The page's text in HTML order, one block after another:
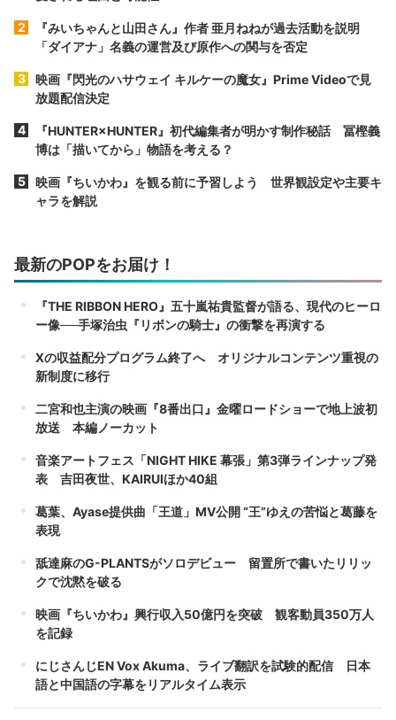
『みいちゃんと山田さん』作者 亜月ねねが過去活動を説明
「ダイアナ」名義の運営及び原作への関与を否定
映画『閃光のハサウェイ キルケーの魔女』Prime Videoで見
放題配信決定
『HUNTER×HUNTER』初代編集者が明かす制作秘話 冨樫義
博は「描いてから」物語を考える？
映画『ちいかわ』を観る前に予習しよう 世界観設定や主要キ
ャラを解説
最新のPOPをお届け！
『THE RIBBON HERO』五十嵐祐貴監督が語る、現代のヒーロ
ー像──手塚治虫『リボンの騎士』の衝撃を再演する
Xの収益配分プログラム終了へ オリジナルコンテンツ重視の
新制度に移行
二宮和也主演の映画『8番出口』金曜ロードショーで地上波初
放送 本編ノーカット
音楽アートフェス「NIGHT HIKE 幕張」第3弾ラインナップ発
表 吉田夜世、KAIRUIほか40組
葛葉、Ayase提供曲「王道」MV公開 “王”ゆえの苦悩と葛藤を
表現
舐達麻のG-PLANTSがソロデビュー 留置所で書いたリリッ
クで沈黙を破る
映画『ちいかわ』興行収入50億円を突破 観客動員350万人
を記録
にじさんじEN Vox Akuma、ライブ翻訳を試験的配信 日本
語と中国語の字幕をリアルタイム表示